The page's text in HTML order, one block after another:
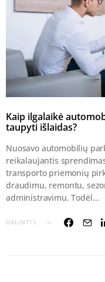
Kaip ilgalaikė
taupyti išlaidas?
Nuosavo automobilių
reikalaujantis
transporto priemonių
draudimu, remontu,
administravimu. Todėl…
DALINTIS